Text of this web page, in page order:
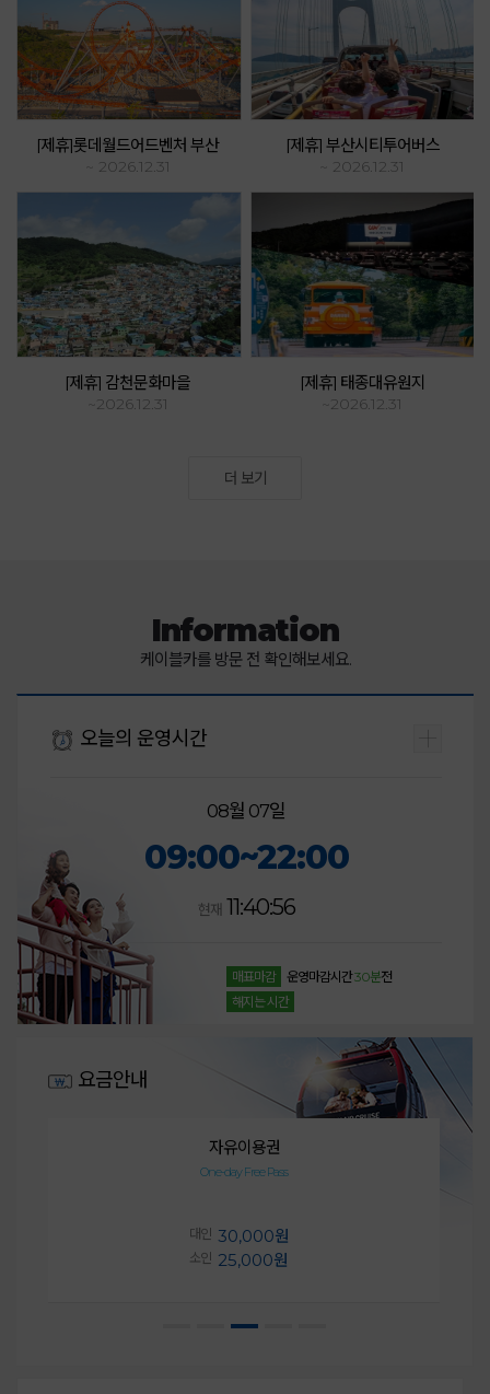
더 보기
[제휴]롯데월드어드벤처 부산
~ 2026.12.31
[제휴] 부산시티투어버스
~ 2026.12.31
[제휴] 감천문화마을
~2026.12.31
[제휴] 태종대유원지
~2026.12.31
Information
케이블카를 방문 전 확인해보세요.
오늘의 운영시간
08월 07일
09:00~22:00
현재 11:40:56
매표마감 운영마감시간30분전
해지는 시간
요금안내
자유이용권
One-day Free Pass
대인 30,000원
소인 25,000원